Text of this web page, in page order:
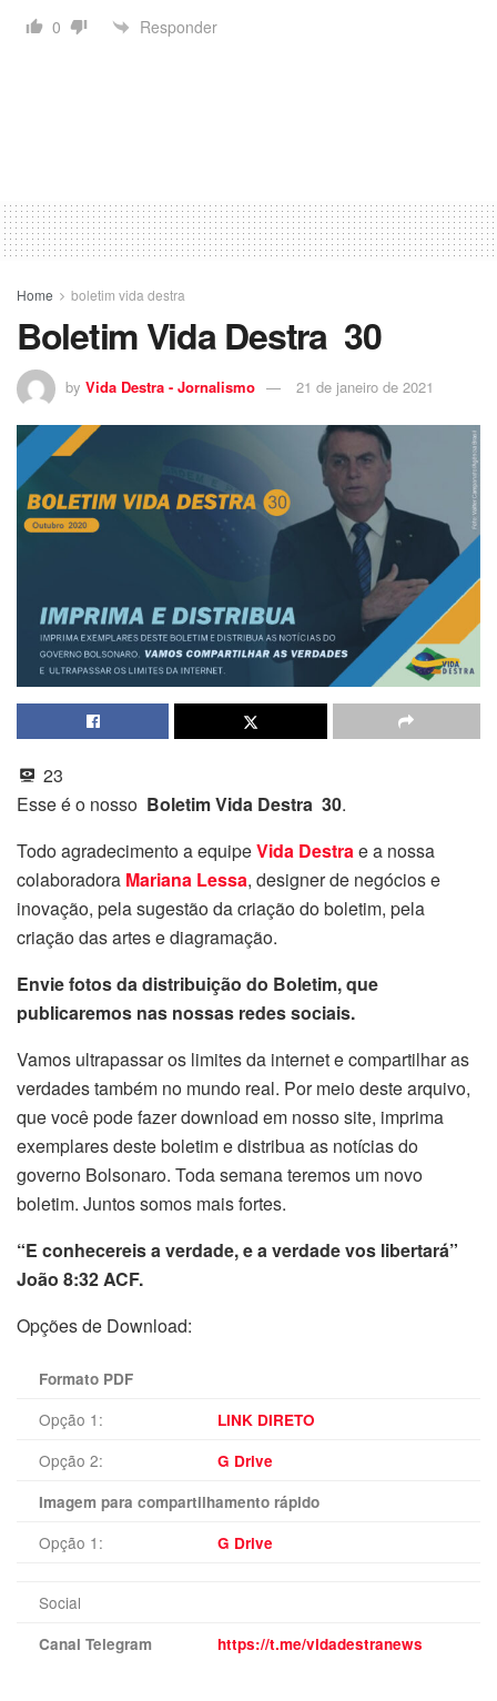
0 Responder
Home boletim vida destra
Boletim Vida Destra 30
by Vida Destra - Jornalismo 21 de janeiro de 2021
23
Esse é o nosso Boletim Vida Destra 30.
Todo agradecimento a equipeVida Destra e a nossa
colaboradora Mariana Lessa, designer de negócios e
inovação, pela sugestão da criação do boletim, pela
criação das artes e diagramação.
Envie fotos da distribuição do Boletim, que
publicaremos nas nossas redes sociais.
Vamos ultrapassar os limites da internet e compartilhar as
verdades também no mundo real. Por meio deste arquivo,
que você pode fazer download em nosso site, imprima
exemplares deste boletim e distribua as notícias do
governo Bolsonaro. Toda semana teremos um novo
boletim. Juntos somos mais fortes.
“E conhecereis a verdade, e a verdade vos libertará”
João 8:32 ACF.
Opções de Download:
Formato PDF
Opção 1: LINK DIRETO
Opção 2:
G Drive
Imagem para compartilhamento rápido
Opção 1: G Drive
Social
Canal Telegram https://t.me/vidadestranews